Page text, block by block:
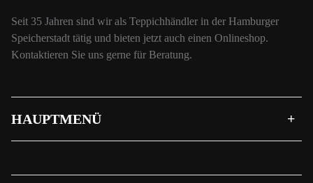
Seit 35 Jahren sind wir als Teppichhändler in der Hamburger
Speicherstadt tätig und bieten jetzt auch einen Onlineshop.
Kontaktieren Sie uns gerne für Beratung.
HAUPTMENÜ